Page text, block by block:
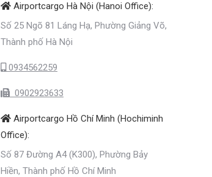
Airportcargo Hà Nội (Hanoi Office):
Số 25 Ngõ 81 Láng Hạ, Phường Giảng Võ,
Thành phố Hà Nội
0934562259
0902923633
Airportcargo Hồ Chí Minh (Hochiminh
Office):
Số 87 Đường A4 (K300), Phường Bảy
Hiền, Thành phố Hồ Chí Minh